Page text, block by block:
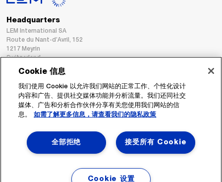
Headquarters
LEM International SA
Route du Nant-d’Avril, 152
1217 Meyrin
Switzerland
Fax : +41 22 794 94 78
Cookie 信息
我们使用 Cookie 以允许我们网站的正常工作、个性化设计
内容和广告、提供社交媒体功能并分析流量。我们还同社交
媒体、广告和分析合作伙伴分享有关您使用我们网站的信
息。
如需了解更多信息，请查看我们的隐私政策
接受所有 Cookie
全部拒绝
Cookie 设置